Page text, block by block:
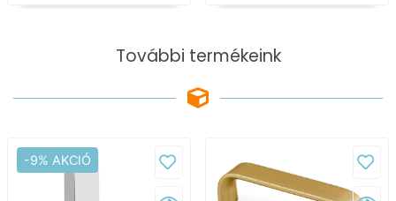
További termékeink
-9% AKCIÓ